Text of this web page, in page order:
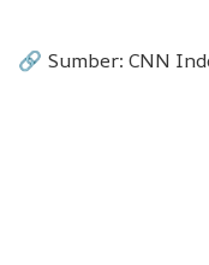
🔗 Sumber: CNN